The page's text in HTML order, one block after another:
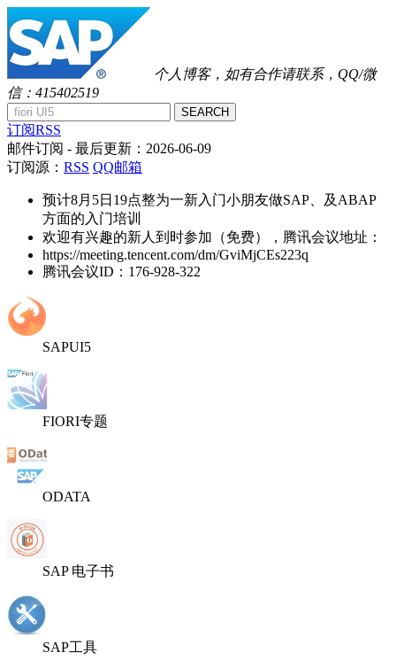
个人博客，如有合作请联系，QQ/微
信：415402519
SEARCH
订阅RSS
邮件订阅 - 最后更新： 2026-06-09
订阅源： RSS QQ邮箱
预计8月5日19点整为一新入门小朋友做SAP、及ABAP
方面的入门培训
欢迎有兴趣的新人到时参加（免费），腾讯会议地址：
https://meeting.tencent.com/dm/GviMjCEs223q
腾讯会议ID：176-928-322
SAPUI5
FIORI专题
ODATA
SAP 电子书
SAP工具